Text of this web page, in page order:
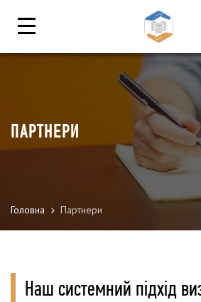
ПАРТНЕРИ
Головна Партнери
Наш системний підхід